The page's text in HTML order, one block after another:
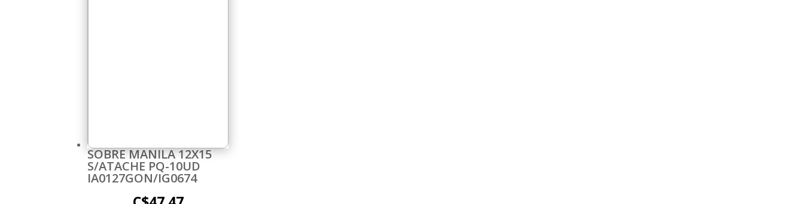
SOBRE MANILA 12X15
S/ATACHE PQ-10UD
IA0127GON/IG0674